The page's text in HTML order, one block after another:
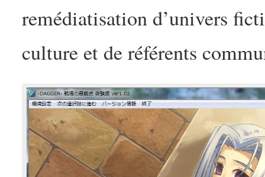
remédiatisation d’univers
culture et de référents